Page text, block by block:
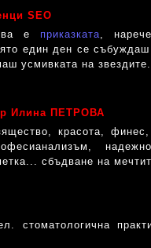
SEO
е приказката,
един ден се
усмивката на
Илина ПЕТРОВА
красота,
сбъдване на
стоматологична